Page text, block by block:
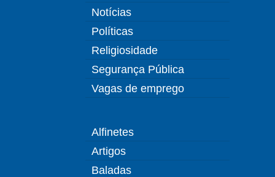
Notícias
Políticas
Religiosidade
Segurança Pública
Vagas de emprego
Alfinetes
Artigos
Baladas